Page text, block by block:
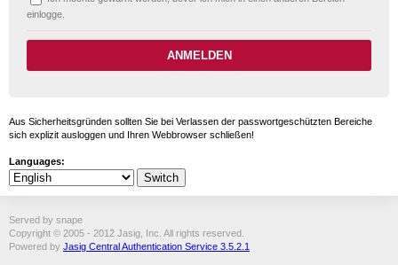
einlogge.
Aus Sicherheitsgründen sollten Sie bei Verlassen der passwortgeschützten Bereiche
sich explizit ausloggen und Ihren Webbrowser schließen!
Languages:
Served by snape
Copyright © 2005 - 2012 Jasig, Inc. All rights reserved.
Powered by Jasig Central Authentication Service 3.5.2.1